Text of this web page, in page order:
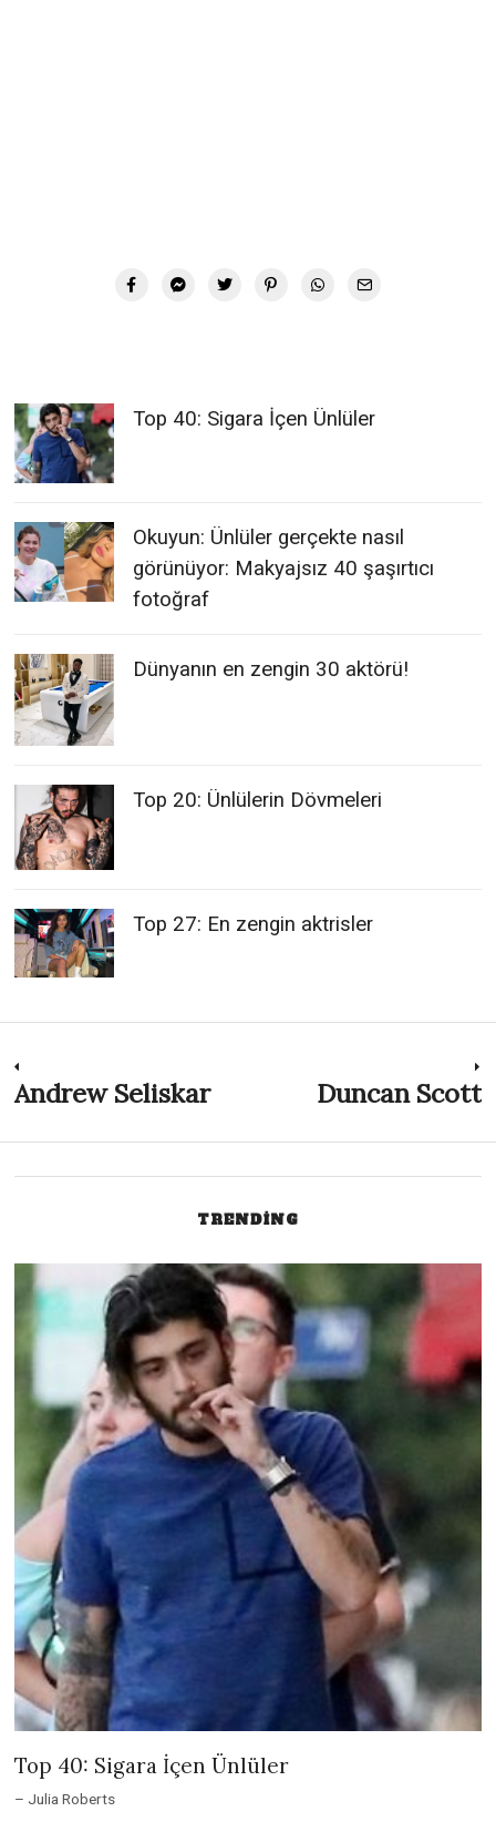
Top 40: Sigara İçen Ünlüler
Okuyun: Ünlüler gerçekte nasıl
görünüyor: Makyajsız 40 şaşırtıcı
fotoğraf
Dünyanın en zengin 30 aktörü!
Top 20: Ünlülerin Dövmeleri
Top 27: En zengin aktrisler
Post
navigation
Previous
Andrew Seliskar Duncan Scott
TRENDING
Top 40: Sigara İçen Ünlüler
– Julia Roberts